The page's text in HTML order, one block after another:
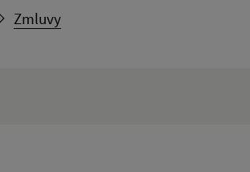
Zmluvy